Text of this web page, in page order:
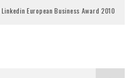
European Business Award 2010